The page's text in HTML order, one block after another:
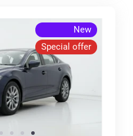
New
Special offer